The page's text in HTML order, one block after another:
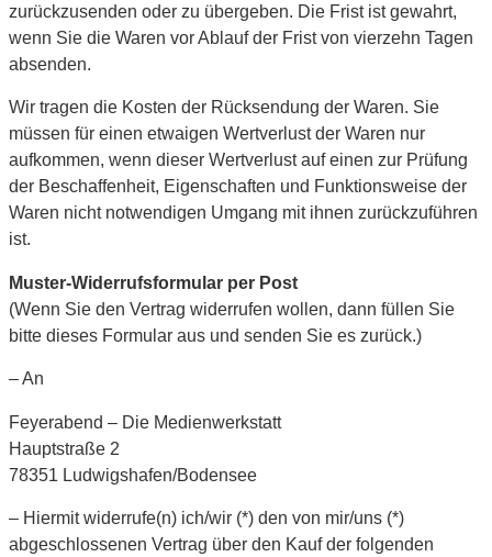
zurückzusenden oder zu übergeben. Die Frist ist gewahrt,
wenn Sie die Waren vor Ablauf der Frist von vierzehn Tagen
absenden.
Wir tragen die Kosten der Rücksendung der Waren. Sie
müssen für einen etwaigen Wertverlust der Waren nur
aufkommen, wenn dieser Wertverlust auf einen zur Prüfung
der Beschaffenheit, Eigenschaften und Funktionsweise der
Waren nicht notwendigen Umgang mit ihnen zurückzuführen
ist.
Muster-Widerrufsformular per Post
(Wenn Sie den Vertrag widerrufen wollen, dann füllen Sie
bitte dieses Formular aus und senden Sie es zurück.)
– An
Feyerabend – Die Medienwerkstatt
Hauptstraße 2
78351 Ludwigshafen/Bodensee
– Hiermit widerrufe(n) ich/wir (*) den von mir/uns (*)
abgeschlossenen Vertrag über den Kauf der folgenden